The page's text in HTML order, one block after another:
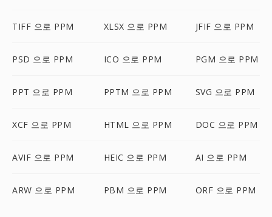
TIFF 으로 PPM XLSX 으로 PPM JFIF 으로 PPM
PSD 으로 PPM ICO 으로 PPM PGM 으로 PPM
PPT 으로 PPM PPTM 으로 PPM SVG 으로 PPM
XCF 으로 PPM HTML 으로 PPM DOC 으로 PPM
AVIF 으로 PPM HEIC 으로 PPM AI 으로 PPM
ARW 으로 PPM PBM 으로 PPM ORF 으로 PPM